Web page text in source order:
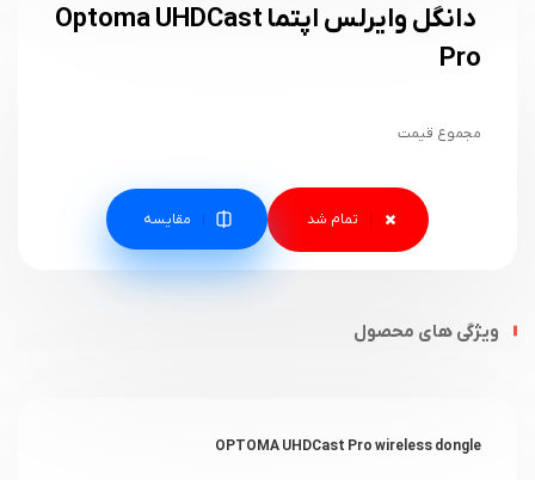
دانگل وایرلس اپتما Optoma UHDCast
Pro
مجموع قیمت
مقایسه
ویژگی های محصول
OPTOMA UHDCast Pro wireless dongle